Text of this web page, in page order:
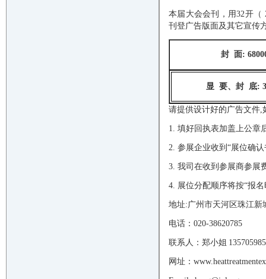
本届大会会刊，用32开（
刊登广告版面及其它宣传
封 面:
显 要、封 底:
请提供设计好的广告文件,
1. 填好回执表加盖上公章
2. 参展企业收到 “展位确
3. 我司在收到参展商参展
4. 展位分配顺序将按“报
地址:广州市天河区珠江新
电话： 020-386207
联系人： 郑小姐
网址：